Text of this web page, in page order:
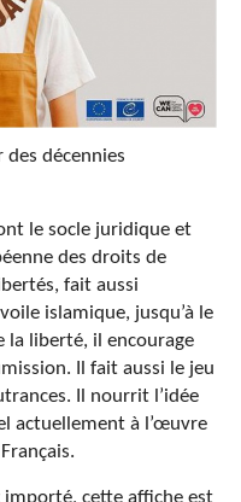
décennies
le socle juridique et
des droits de
fait aussi
islamique, jusqu’à le
la liberté, il encourage
Il fait aussi le jeu
Il nourrit l’idée
actuellement à l’œuvre
cette affiche est